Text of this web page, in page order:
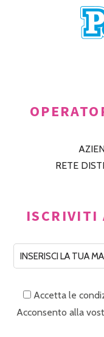
RETE
ISCRIVITI
Accetta le
Acconsento alla